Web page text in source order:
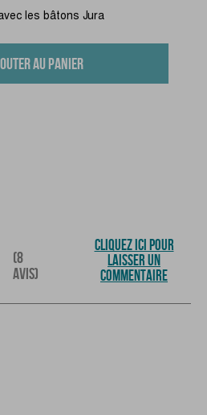
les bâtons Jura
AU PANIER
(8
AVIS)
CLIQUEZ ICI POUR
LAISSER UN
COMMENTAIRE